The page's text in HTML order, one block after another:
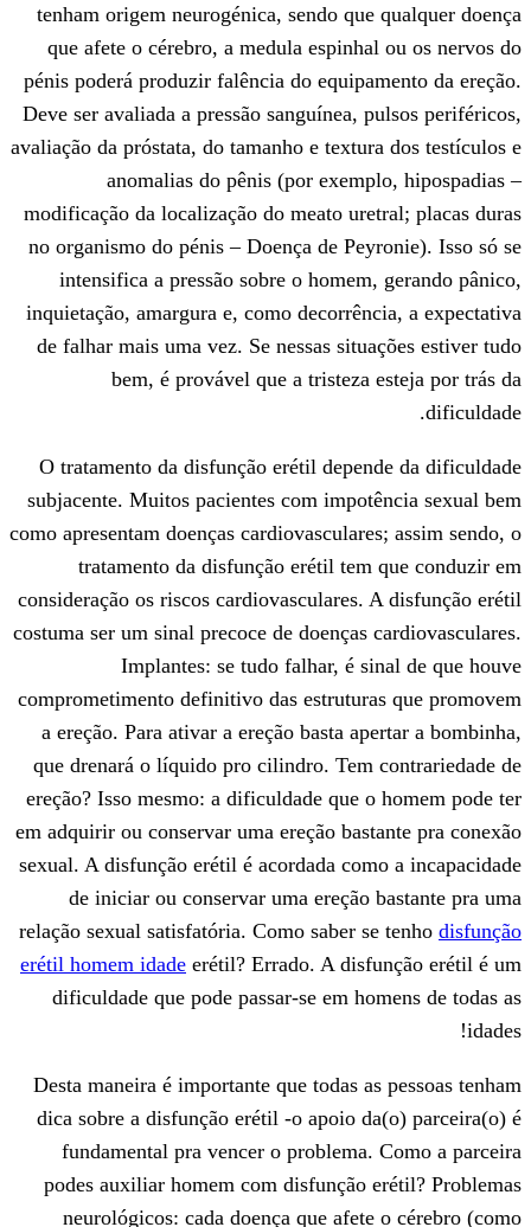
tenham origem neurogénica, sendo
que afete o cérebro, a medula
pénis poderá produzir falência do
Deve ser avaliada a pressão sanguínea,
avaliação da próstata, do tamanho e
anomalias do pênis (por
modificação da localização do meato
no organismo do pénis – Doença de
intensifica a pressão sobre o
inquietação, amargura e, como
de falhar mais uma vez. Se nessas
bem, é provável que a tristeza
O tratamento da disfunção erétil
subjacente. Muitos pacientes com
como apresentam doenças
tratamento da disfunção erétil
consideração os riscos cardiovasculares.
costuma ser um sinal precoce de doenças
Implantes: se tudo falhar, é
comprometimento definitivo das
a ereção. Para ativar a ereção basta
que drenará o líquido pro cilindro. Tem
ereção? Isso mesmo: a dificuldade que
em adquirir ou conservar uma ereção
sexual. A disfunção erétil é acordada
de iniciar ou conservar uma ereção
relação sexual satisfatória. Como saber
erétil homem idade erétil? Errado. A
dificuldade que pode passar-se em
Desta maneira é importante que todas
dica sobre a disfunção erétil -o apoio
fundamental pra vencer o
podes auxiliar homem com disfunção
neurológicos: cada doença que